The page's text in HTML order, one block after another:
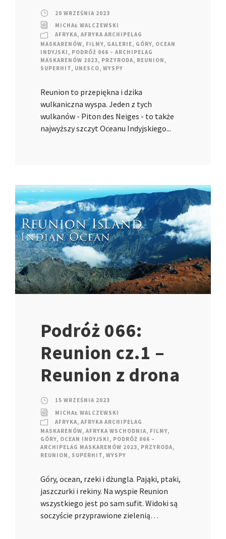
20 WRZEŚNIA 2023
MICHAŁ WALCZEWSKI
AFRYKA, AFRYKA ARCHIPELAG
MASKARENÓW, FILMY, GALERIE, GÓRY, OCEAN
INDYJSKI , PODRÓŻ 066 – ARCHIPELAG
MASKARENÓW 2023, PRZYRODA, REUNION ,
SUPERHIT, UNESCO, WYSPY
Reunion to przepiękna i dzika
wulkaniczna wyspa. Jeden z tych
wulkanów - Piton des Neiges - to także
najwyższy szczyt Oceanu Indyjskiego...
Podróż 066:
Reunion cz.1 –
Reunion z drona
15 WRZEŚNIA 2023
MICHAŁ WALCZEWSKI
AFRYKA, AFRYKA ARCHIPELAG
MASKARENÓW, AFRYKA WSCHODNIA, FILMY,
GÓRY, OCEAN INDYJSKI , PODRÓŻ 066 –
ARCHIPELAG MASKARENÓW 2023, PRZYRODA,
REUNION , SUPERHIT, WYSPY
Góry, ocean, rzeki i dżungla. Pająki, ptaki,
jaszczurki i rekiny. Na wyspie Reunion
wszystkiego jest po sam sufit. Widoki są
soczyście przyprawione zielenią…